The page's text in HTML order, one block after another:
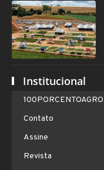
Institucional
100PORCENTOAGRO
Contato
Assine
Revista